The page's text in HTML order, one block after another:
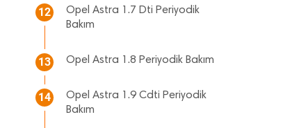
12
Opel Astra 1.7 Dti Periyodik
Bakım
13 Opel Astra 1.8 Periyodik Bakım
14
Opel Astra 1.9 Cdti Periyodik
Bakım